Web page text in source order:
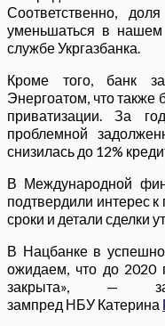
Соответственно,
уменьшаться в
службе Укргазбанка.
Кроме того, банк
Энергоатом, что также
приватизации. За
проблемной
снизилась до 12%
В Международной
подтвердили интерес
сроки и детали сделки
В Нацбанке в
ожидаем, что до 2020
закрыта», —
зампред НБУ Катерина